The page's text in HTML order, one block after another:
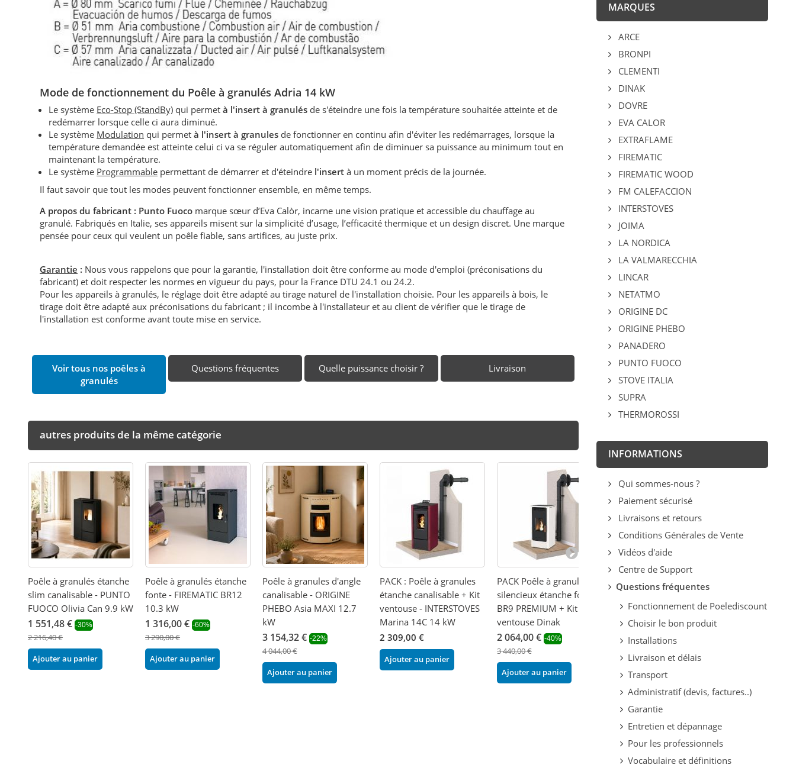
Mode de fonctionnement du Poêle à granulés Adria 14 kW
Le système Eco-Stop (StandBy) qui permetà l'insert à granulés de s'éteindre une fois la température souhaitée atteinte et de
redémarrer lorsque celle ci aura diminué.
Le système Modulation qui permetà l'insert à granules de fonctionner en continu afin d'éviter les redémarrages, lorsque la
température demandée est atteinte celui ci va se réguler automatiquement afin de diminuer sa puissance au minimum tout en
maintenant la température.
Le système Programmable permettant de démarrer et d'éteindre l'insert à un moment précis de la journée.
Il faut savoir que tout les modes peuvent fonctionner ensemble, en même temps.
A propos du fabricant : Punto Fuoco marque sœur d’Eva Calòr, incarne une vision pratique et accessible du chauffage au
granulé. Fabriqués en Italie, ses appareils misent sur la simplicité d’usage, l’efficacité thermique et un design discret. Une marque
pensée pour ceux qui veulent un poêle fiable, sans artifices, au juste prix.
Garantie : Nous vous rappelons que pour la garantie, l'installation doit être conforme au mode d'emploi (préconisations du
fabricant) et doit respecter les normes en vigueur du pays, pour la France DTU 24.1 ou 24.2.
Pour les appareils à granulés, le réglage doit être adapté au tirage naturel de l'installation choisie. Pour les appareils à bois, le
tirage doit être adapté aux préconisations du fabricant ; il incombe à l'installateur et au client de vérifier que le tirage de
l'installation est conforme avant toute mise en service.
Voir tous nos poêles à
granulés
Questions fréquentes Quelle puissance choisir ? Livraison
autres produits de la même catégorie
Poêle à granulés étanche
slim canalisable - PUNTO
FUOCO Olivia Can 9.9 kW
1 551,48 € -30%
2 216,40 €
Ajouter au panier
Poêle à granulés étanche
fonte - FIREMATIC BR12
10.3 kW
1 316,00 € -60%
3 290,00 €
Ajouter au panier
Poêle à granules d'angle
canalisable - ORIGINE
PHEBO Asia MAXI 12.7
kW
3 154,32 € -22%
4 044,00 €
Ajouter au panier
PACK : Poêle à granules
étanche canalisable + Kit
ventouse - INTERSTOVES
Marina 14C 14 kW
2 309,00 €
Ajouter au panier
PACK Poêle à granulés
silencieux étanche fonte
BR9 PREMIUM + Kit
ventouse Dinak
2 064,00 € -40%
3 440,00 €
Ajouter au panier
Poêle à granules
canalisable -
EXTRAFLAME Dahiana
Plus AD 10 kW
2 828,64 € -29%
Ajouter au panier
EXTRAFLAME
MARQUES
ARCE
BRONPI
CLEMENTI
DINAK
DOVRE
EVA CALOR
EXTRAFLAME
FIREMATIC
FIREMATIC WOOD
FM CALEFACCION
INTERSTOVES
JOIMA
LA NORDICA
LA VALMARECCHIA
LINCAR
NETATMO
ORIGINE DC
ORIGINE PHEBO
PANADERO
PUNTO FUOCO
STOVE ITALIA
SUPRA
THERMOROSSI
INFORMATIONS
Qui sommes-nous ?
Paiement sécurisé
Livraisons et retours
Conditions Générales de Vente
Vidéos d'aide
Centre de Support
Questions fréquentes
Fonctionnement de Poelediscount
Choisir le bon produit
Installations
Livraison et délais
Transport
Administratif (devis, factures..)
Garantie
Entretien et dépannage
Pour les professionnels
Vocabulaire et définitions